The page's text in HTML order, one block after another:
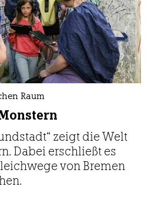
Raum
zeigt die Welt
Dabei erschließt es
von Bremen